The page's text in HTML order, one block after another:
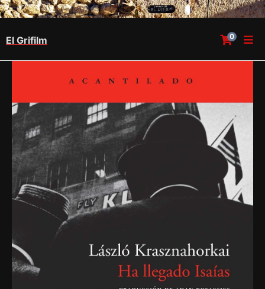
El Grifilm 0